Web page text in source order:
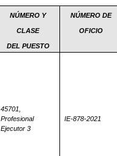
NÚMERO Y
CLASE
DEL PUESTO
NÚMERO DE
OFICIO
45701,
Profesional
Ejecutor 3
IE-878-2021